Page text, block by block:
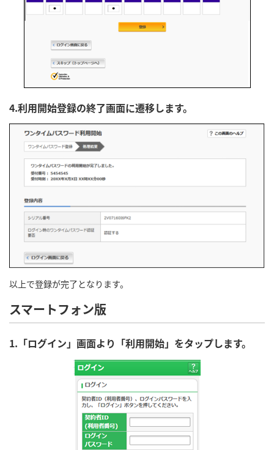
4.利用開始登録の終了画面に遷移します。
以上で登録が完了となります。
スマートフォン版
1.「ログイン」画面より「利用開始」をタップします。